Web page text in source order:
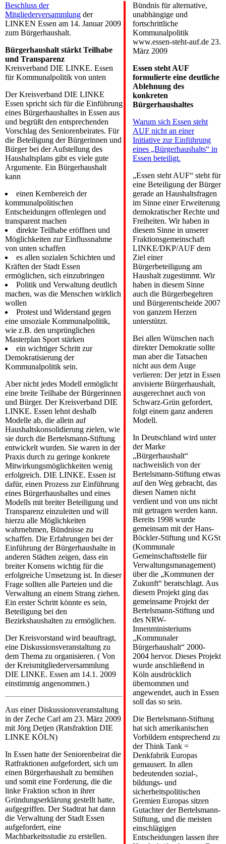
Beschluss der
Mitgliederversammlung der
LINKEN Essen am 14. Januar 2009
zum Bürgerhaushalt.
Bürgerhaushalt stärkt Teilhabe
und Transparenz
Kreisverband DIE LINKE. Essen
für Kommunalpolitik von unten
Der Kreisverband DIE LINKE
Essen spricht sich für die Einführung
eines Bürgerhaushaltes in Essen aus
und begrüßt den entsprechenden
Vorschlag des Seniorenbeirates. Für
die Beteiligung der Bürgerinnen und
Bürger bei der Aufstellung des
Haushaltsplans gibt es viele gute
Argumente. Ein Bürgerhaushalt
kann
einen Kernbereich der
kommunalpolitischen
Entscheidungen offenlegen und
transparent machen
direkte Teilhabe eröffnen und
Möglichkeiten zur Einflussnahme
von unten schaffen
es allen sozialen Schichten und
Kräften der Stadt Essen
ermöglichen, sich einzubringen
Politik und Verwaltung deutlich
machen, was die Menschen wirklich
wollen
Protest und Widerstand gegen
eine unsoziale Kommunalpolitik,
wie z.B. den ursprünglichen
Masterplan Sport stärken
ein wichtiger Schritt zur
Demokratisierung der
Kommunalpolitik sein.
Aber nicht jedes Modell ermöglicht
eine breite Teilhabe der Bürgerinnen
und Bürger. Der Kreisverband DIE
LINKE. Essen lehnt deshalb
Modelle ab, die allein auf
Haushaltskonsolidierung zielen, wie
sie durch die Bertelsmann-Stiftung
entwickelt wurden. Sie waren in der
Praxis durch zu geringe konkrete
Mitwirkungsmöglichkeiten wenig
erfolgreich. DIE LINKE. Essen ist
dafür, einen Prozess zur Einführung
eines Bürgerhaushaltes und eines
Modells mit breiter Beteiligung und
Transparenz einzuleiten und will
hierzu alle Möglichkeiten
wahrnehmen, Bündnisse zu
schaffen. Die Erfahrungen bei der
Einführung der Bürgerhaushalte in
anderen Städten zeigen, dass ein
breiter Konsens wichtig für die
erfolgreiche Umsetzung ist. In dieser
Frage sollten alle Parteien und die
Verwaltung an einem Strang ziehen.
Ein erster Schritt könnte es sein,
Beteiligung bei den
Bezirkshaushalten zu ermöglichen.
Der Kreisvorstand wird beauftragt,
eine Diskussionsveranstaltung zu
dem Thema zu organisieren. ( Von
der Kreismitgliederversammlung
DIE LINKE. Essen am 14.1. 2009
einstimmig angenommen.)
Aus einer Diskussionsveranstaltung
in der Zeche Carl am 23. März 2009
mit Jörg Detjen (Ratsfraktion DIE
LINKE KÖLN)
In Essen hatte der Seniorenbeirat die
Ratfraktionen aufgefordert, sich um
einen Bürgerhaushalt zu bemühen
und somit eine Forderung, die die
linke Fraktion schon in ihrer
Gründungserklärung gestellt hatte,
aufgegriffen. Der Stadtrat hat dann
die Verwaltung der Stadt Essen
aufgefordert, eine
Machbarkeitsstudie zu erstellen.
Bündnis für alternative,
unabhängige und
fortschrittliche
Kommunalpolitik
www.essen-steht-auf.de 23.
März 2009
Essen steht AUF
formulierte eine deutliche
Ablehnung des
konkreten
Bürgerhaushaltes
Warum sich Essen steht
AUF nicht an einer
Initiative zur Einführung
eines „Bürgerhaushalts“ in
Essen beteiligt.
„Essen steht AUF“ steht für
eine Beteiligung der Bürger
gerade an Haushaltsfragen
im Sinne einer Erweiterung
demokratischer Rechte und
Freiheiten. Wir haben in
diesem Sinne in unserer
Fraktionsgemeinschaft
LINKE/DKP/AUF dem
Ziel einer
Bürgerbeteiligung am
Haushalt zugestimmt. Wir
haben in diesem Sinne
auch die Bürgerbegehren
und Bürgerentscheide 2007
von ganzem Herzen
unterstützt.
Bei allen Wünschen nach
direkter Demokratie sollte
man aber die Tatsachen
nicht aus dem Auge
verlieren: Der jetzt in Essen
anvisierte Bürgerhaushalt,
ausgerechnet auch von
Schwarz-Grün gefordert,
folgt einem ganz anderen
Modell.
In Deutschland wird unter
der Marke
„Bürgerhaushalt“
nachweislich von der
Bertelsmann-Stiftung etwas
auf den Weg gebracht, das
diesen Namen nicht
verdient und von uns nicht
mit getragen werden kann.
Bereits 1998 wurde
gemeinsam mit der Hans-
Böckler-Stiftung und KGSt
(Kommunale
Gemeinschaftsstelle für
Verwaltungsmanagement)
über die „Kommunen der
Zukunft“ beratschlagt. Aus
diesem Projekt ging das
gemeinsame Projekt der
Bertelsmann-Stiftung und
des NRW-
Innenministeriums
„Kommunaler
Bürgerhaushalt“ 2000-
2004 hervor. Dieses Projekt
wurde anschließend in
Köln ausdrücklich
übernommen und
angewendet, auch in Essen
soll das so sein.
Die Bertelsmann-Stiftung
hat sich amerikanischen
Vorbildern entsprechend zu
der Think Tank =
Denkfabrik Europas
gemausert. In allen
bedeutenden sozial-,
bildungs- und
sicherheitspolitischen
Gremien Europas sitzen
Gutachter der Bertelsmann-
Stiftung, und die meisten
einschlägigen
Entscheidungen lassen ihre